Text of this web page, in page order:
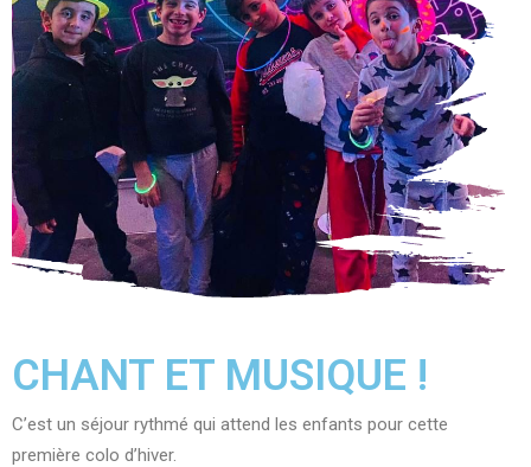
CHANT ET MUSIQUE !
C’est un séjour rythmé qui attend les enfants pour cette
première colo d’hiver.